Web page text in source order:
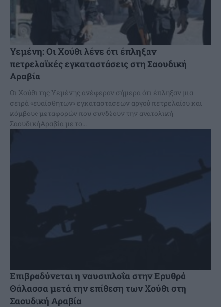
Υεμένη: Οι Χούθι λένε ότι έπληξαν
πετρελαϊκές εγκαταστάσεις στη Σαουδική
Αραβία
Οι Χούθι της Υεμένης ανέφεραν σήμερα ότι έπληξαν μια
σειρά «ευαίσθητων» εγκαταστάσεων αργού πετρελαίου και
κόμβους μεταφορών που συνδέουν την ανατολική
ΣαουδικήΑραβία με το...
Επιβραδύνεται η ναυσιπλοΐα στην Ερυθρά
Θάλασσα μετά την επίθεση των Χούθι στη
Σαουδική Αραβία